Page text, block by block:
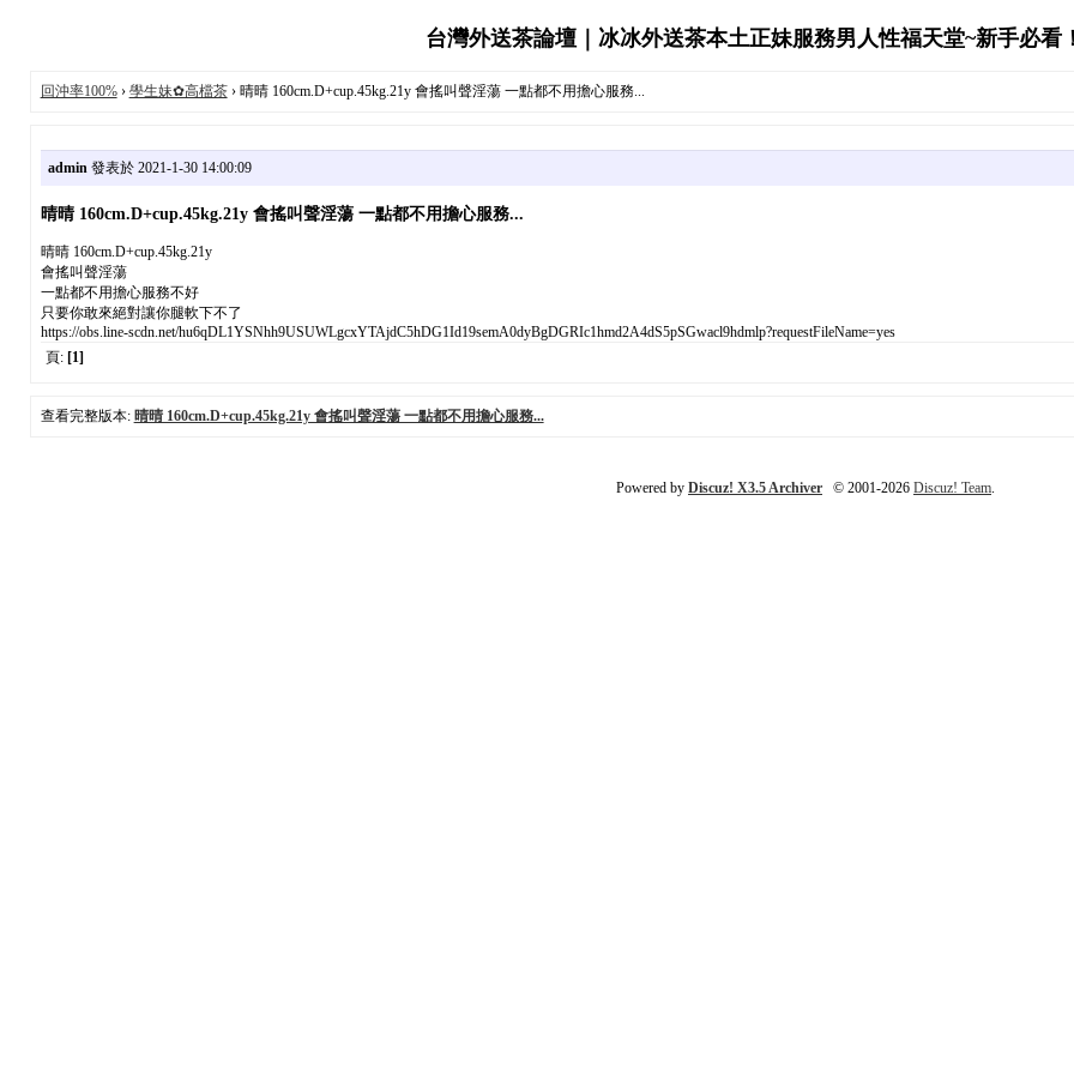
台灣外送茶論壇｜冰冰外送茶本土正妹服務男人性福天堂~新手必看
回沖率100%› 學生妹✿高檔茶› 晴晴 160cm.D+cup.45kg.21y 會搖叫聲淫蕩 一點都不用擔心服務...
admin發表於 2021-1-30 14:00:09
晴晴 160cm.D+cup.45kg.21y 會搖叫聲淫蕩 一點都不用擔心服務...
晴晴 160cm.D+cup.45kg.21y
會搖叫聲淫蕩
一點都不用擔心服務不好
只要你敢來絕對讓你腿軟下不了
https://obs.line-scdn.net/hu6qDL1YSNhh9USUWLgcxYTAjdC5hDG1Id19semA0dyBgDGRIc1hmd2A4dS5pSGwacl9hdmlp?requestFileName=yes
頁: [1]
查看完整版本: 晴晴 160cm.D+cup.45kg.21y 會搖叫聲淫蕩 一點都不用擔心服務...
Powered by Discuz! X3.5 Archiver © 2001-2026 Discuz! Team.